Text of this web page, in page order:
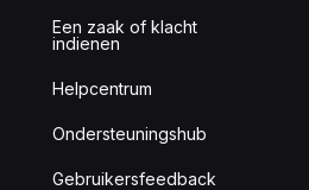
Een zaak of klacht
indienen
Helpcentrum
Ondersteuningshub
Gebruikersfeedback